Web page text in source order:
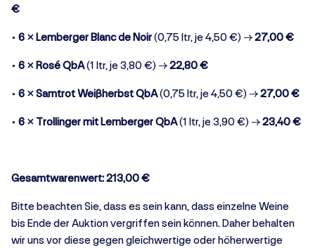
€
• 6 × Lemberger Blanc de Noir(0,75 ltr, je 4,50 €) →27,00 €
• 6 × Rosé QbA(1 ltr, je 3,80 €) →22,80 €
• 6 × Samtrot Weißherbst QbA(0,75 ltr, je 4,50 €) →27,00 €
• 6 × Trollinger mit Lemberger QbA(1 ltr, je 3,90 €) →23,40 €
Gesamtwarenwert:213,00 €
Bitte beachten Sie, dass es sein kann, dass einzelne Weine
bis Ende der Auktion vergriffen sein können. Daher behalten
wir uns vor diese gegen gleichwertige oder höherwertige